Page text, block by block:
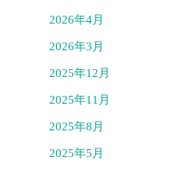
2026年4月
2026年3月
2025年12月
2025年11月
2025年8月
2025年5月